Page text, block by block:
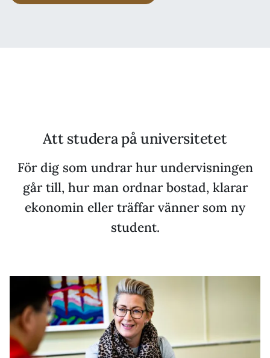
Att studera på universitetet
För dig som undrar hur undervisningen
går till, hur man ordnar bostad, klarar
ekonomin eller träffar vänner som ny
student.